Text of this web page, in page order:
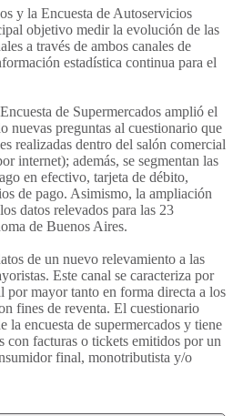
y la Encuesta de Autoservicios
objetivo medir la evolución de las
a través de ambos canales de
estadística continua para el
de Supermercados amplió el
nuevas preguntas al cuestionario que
realizadas dentro del salón comercial
internet); además, se segmentan las
en efectivo, tarjeta de débito,
de pago. Asimismo, la ampliación
datos relevados para las 23
de Buenos Aires.
de un nuevo relevamiento a las
Este canal se caracteriza por
por mayor tanto en forma directa a los
fines de reventa. El cuestionario
la encuesta de supermercados y tiene
con facturas o tickets emitidos por un
final, monotributista y/o